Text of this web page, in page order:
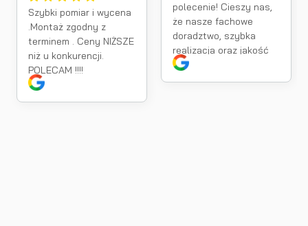
Szybki pomiar i wycena
.Montaż zgodny z
terminem . Ceny NIŻSZE
niż u konkurencji.
POLECAM !!!!
polecenie! Cieszy nas,
że nasze fachowe
doradztwo, szybka
realizacja oraz jakość
montażu spełniły Pana
oczekiwania. Takie